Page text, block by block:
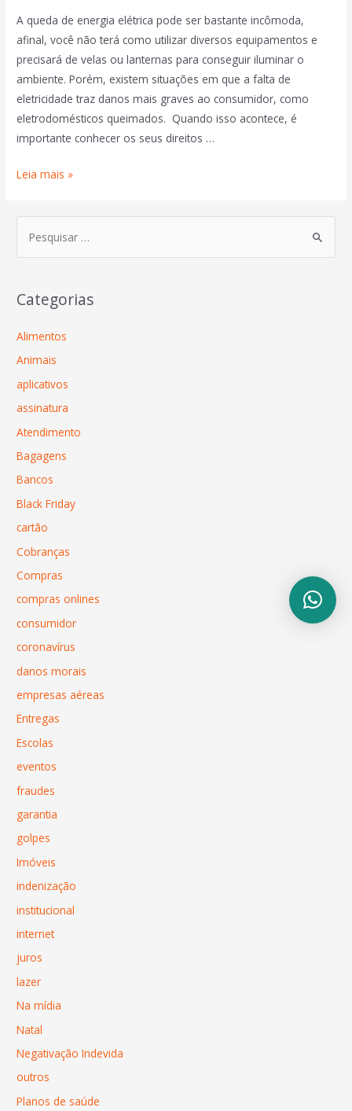
A queda de energia elétrica pode ser bastante incômoda,
afinal, você não terá como utilizar diversos equipamentos e
precisará de velas ou lanternas para conseguir iluminar o
ambiente. Porém, existem situações em que a falta de
eletricidade traz danos mais graves ao consumidor, como
eletrodomésticos queimados. Quando isso acontece, é
importante conhecer os seus direitos …
Leia mais »
Categorias
Alimentos
Animais
aplicativos
assinatura
Atendimento
Bagagens
Bancos
Black Friday
cartão
Cobranças
Compras
compras onlines
consumidor
coronavírus
danos morais
empresas aéreas
Entregas
Escolas
eventos
fraudes
garantia
golpes
Imóveis
indenização
institucional
internet
juros
lazer
Na mídia
Natal
Negativação Indevida
outros
Planos de saúde